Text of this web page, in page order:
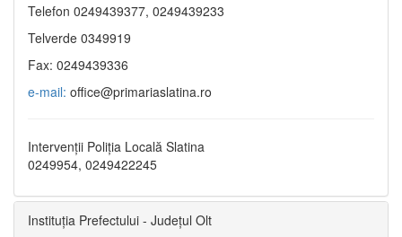
Telefon 0249439377, 0249439233
Telverde 0349919
Fax: 0249439336
e-mail: office@primariaslatina.ro
Intervenții Poliția Locală Slatina
0249954, 0249422245
Instituția Prefectului - Județul Olt